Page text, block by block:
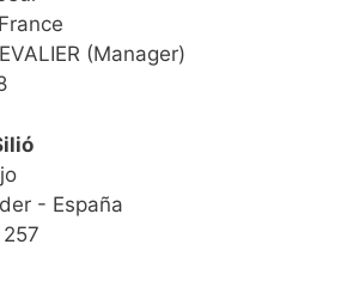
(Manager)
- España